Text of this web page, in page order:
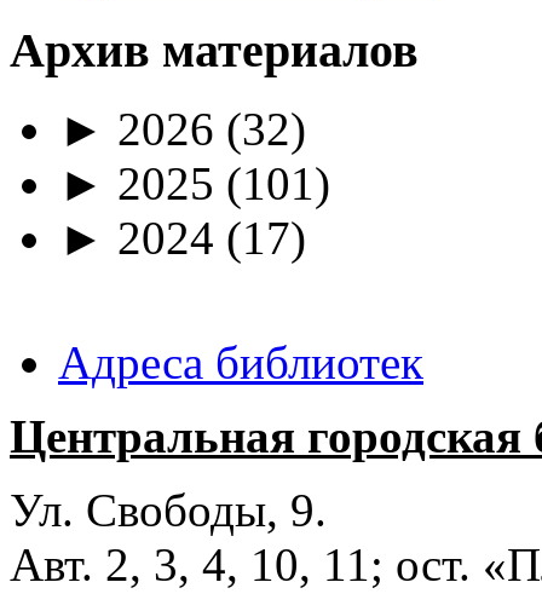
Архив материалов
► 2026 (32)
► 2025 (101)
► 2024 (17)
Адреса библиотек
Центральная
Ул. Свободы, 9.
Авт. 2, 3, 4, 10, 11; ост.